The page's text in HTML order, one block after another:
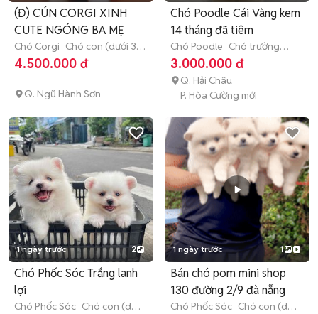
(Đ) CÚN CORGI XINH
CUTE NGÓNG BA MẸ
Chó Corgi Chó con (dưới 3
tháng tuổi)
4.500.000 đ
Q. Ngũ Hành Sơn
Chó Poodle Cái Vàng kem
14 tháng đã tiêm
Chó Poodle Chó trưởng
thành (hơn 1 tuổi)
3.000.000 đ
Q. Hải Châu
P. Hòa Cường mới
1 ngày trước 2
Chó Phốc Sóc Trắng lanh
lợi
Chó Phốc Sóc Chó con (dưới
1 ngày trước 1
Bán chó pom mini shop
130 đường 2/9 đà nẵng
Chó Phốc Sóc Chó con (dưới